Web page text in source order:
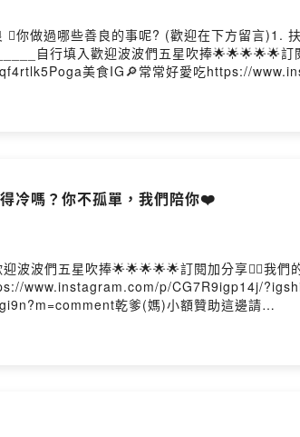
你做過哪些善良的事呢? (歡迎在下方留言)1.
自行填入歡迎波波們五星吹捧🌟🌟🌟🌟🌟訂
美食IG🔎常常好愛吃https://
by Firstory Hosting
冷嗎？你不孤單，我們陪你❤️
波波們五星吹捧🌟🌟🌟🌟🌟訂閱加分享👍🏻
www.instagram.com/p/CG7R9igp14j/
乾爹(媽)小額贊助這邊請